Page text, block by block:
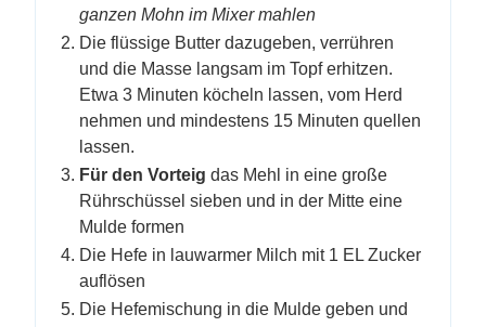
ganzen Mohn im Mixer mahlen
Die flüssige Butter dazugeben, verrühren
und die Masse langsam im Topf erhitzen.
Etwa 3 Minuten köcheln lassen, vom Herd
nehmen und mindestens 15 Minuten quellen
lassen.
Für den Vorteig das Mehl in eine große
Rührschüssel sieben und in der Mitte eine
Mulde formen
Die Hefe in lauwarmer Milch mit 1 EL Zucker
auflösen
Die Hefemischung in die Mulde geben und